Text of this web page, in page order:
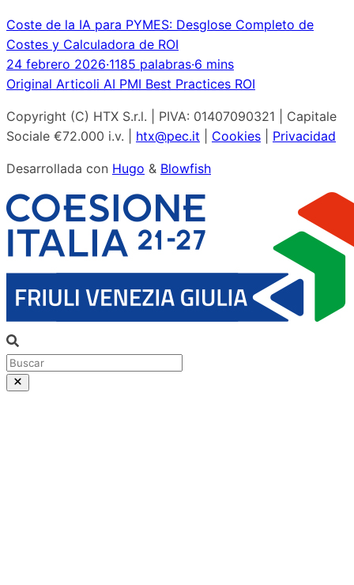
Coste de la IA para PYMES: Desglose Completo de
Costes y Calculadora de ROI
24 febrero 2026·1185 palabras·6 mins
Original Articoli AI PMI Best Practices ROI
Copyright (C) HTX S.r.l. | PIVA: 01407090321 | Capitale
Sociale €72.000 i.v. | htx@pec.it Cookies Privacidad
Desarrollada con Hugo & Blowfish